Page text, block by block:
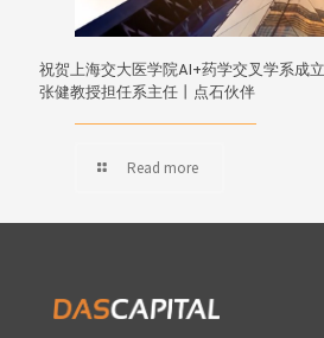
祝贺上海交大医学院AI+药学交叉学系成
张健教授担任系主任丨点石伙伴
Read more